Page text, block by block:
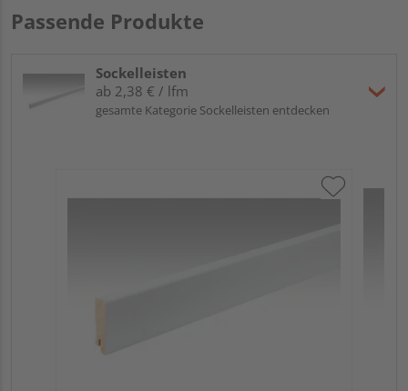
Passende Produkte
Sockelleisten
ab 2,38 € / lfm
gesamte Kategorie Sockelleisten entdecken